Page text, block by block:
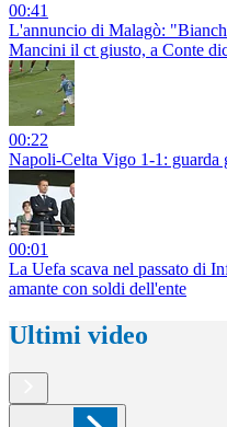
00:41
L'annuncio di Malagò:
Mancini il ct giusto, a Conte
00:22
Napoli-Celta Vigo 1-1: guarda
00:01
La Uefa scava nel passato di
amante con soldi dell'ente
Ultimi video